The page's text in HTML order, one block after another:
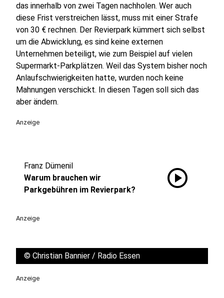
das innerhalb von zwei Tagen nachholen. Wer auch
diese Frist verstreichen lässt, muss mit einer Strafe
von 30 € rechnen. Der Revierpark kümmert sich selbst
um die Abwicklung, es sind keine externen
Unternehmen beteiligt, wie zum Beispiel auf vielen
Supermarkt-Parkplätzen. Weil das System bisher noch
Anlaufschwierigkeiten hatte, wurden noch keine
Mahnungen verschickt. In diesen Tagen soll sich das
aber ändern.
Anzeige
Franz Dümenil
Warum brauchen wir
Parkgebühren im Revierpark?
play_circle
Anzeige
© Christian Bannier / Radio Essen
Anzeige